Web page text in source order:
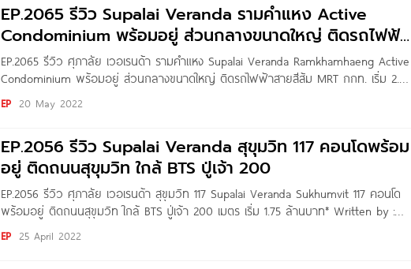
EP.2065 รีวิว Supalai Veranda รามคำแหง Active
Condominium พร้อมอยู่ ส่วนกลางขนาดใหญ่ ติดรถไฟฟ้า
สายสีส้ม MRT กกท.
EP.2065 รีวิว ศุภาลัย เวอเรนด้า รามคำแหง Supalai Veranda Ramkhamhaeng Active
Condominium พร้อมอยู่ ส่วนกลางขนาดใหญ่ ติดรถไฟฟ้าสายสีส้ม MRT กกท. เริ่ม 2.23
ล้านบาท* Written by : THAnATH สวัสดีผู้อ่านชาว Homenayoo ทุกคนครับ วันนี้ผม
พามาชมโครงการ Supalai Veranda รามคำแหง จาก
EP 20 May 2022
EP.2056 รีวิว Supalai Veranda สุขุมวิท 117 คอนโดพร้อม
อยู่ ติดถนนสุขุมวิท ใกล้ BTS ปู่เจ้า 200
EP.2056 รีวิว ศุภาลัย เวอเรนด้า สุขุมวิท 117 Supalai Veranda Sukhumvit 117 คอนโด
พร้อมอยู่ ติดถนนสุขุมวิท ใกล้ BTS ปู่เจ้า 200 เมตร เริ่ม 1.75 ล้านบาท* Written by :
THAnATH สวัสดีผู้อ่านชาว Homenayoo ทุกคนครับ วันนี้ผมพามาชมโครงการ Supalai
Veranda สุขุมวิท
EP 25 April 2022